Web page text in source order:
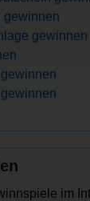
gewinnen
gewinnen
im